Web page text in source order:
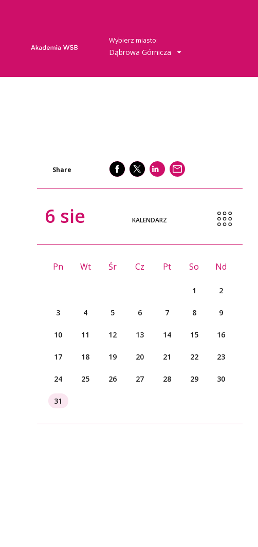
Wybierz miasto:
Dąbrowa Górnicza
Share SHARE SHARE SHARE
6 sie KALENDARZ
Pn Wt Śr Cz Pt So Nd
1 2
3 4 5 6 7 8 9
10 11 12 13 14 15 16
17 18 19 20 21 22 23
24 25 26 27 28 29 30
31